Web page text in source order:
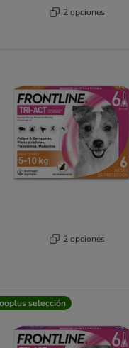
2 opciones
2 opciones
selección